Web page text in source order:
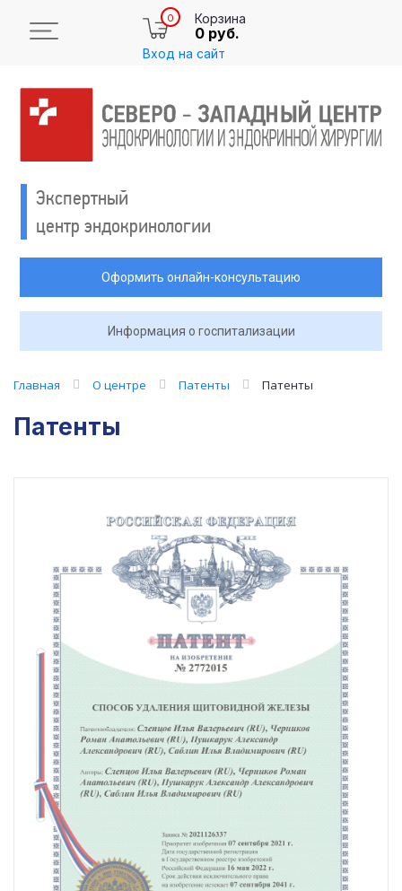
0 Корзина
0 руб.
Вход на сайт
Экспертный
центр эндокринологии
Оформить онлайн-консультацию
Информация о госпитализации
Главная О центре Патенты Патенты
Патенты